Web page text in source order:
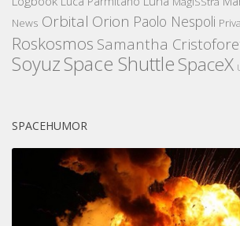
News Orbital Orion Paolo Nespoli
Roskosmos Samantha
SoyuzSpace ShuttleSpaceX
SPACEHUMOR